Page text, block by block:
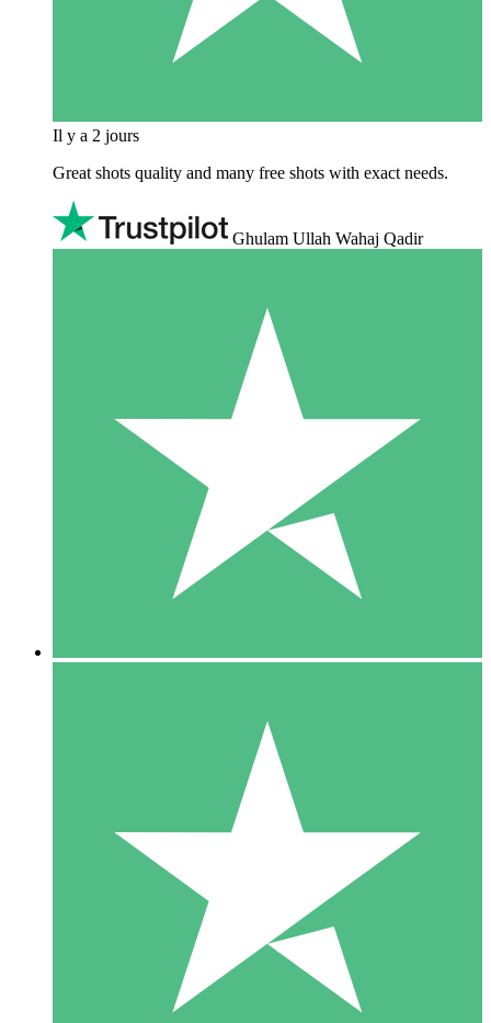
Il y a 2 jours
Great shots quality and many free shots with exact needs.
Ghulam Ullah Wahaj Qadir